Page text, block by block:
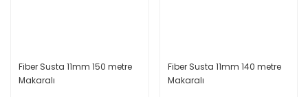
Fiber Susta 11mm 150 metre
Makaralı
Fiber Susta 11mm 140 metre
Makaralı